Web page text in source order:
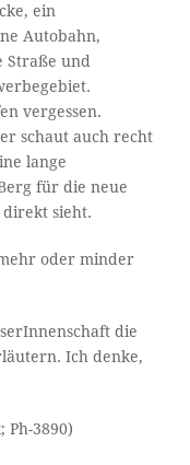
ein
Autobahn,
Straße und
vergessen.
schaut auch recht
lange
für die neue
direkt sieht.
oder minder
die
Ich denke,
Ph-3890)